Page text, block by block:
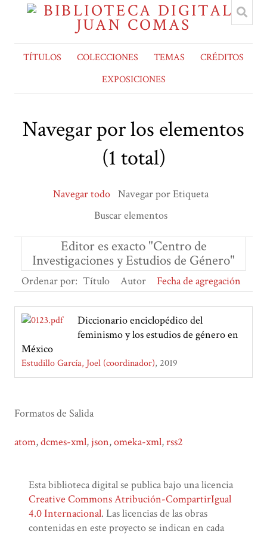
TÍTULOS COLECCIONES TEMAS
CRÉDITOS
EXPOSICIONES
Navegar por los elementos
(1 total)
Navegar todo Navegar por Etiqueta
Buscar elementos
Editor es exacto "Centro de
Investigaciones y Estudios de Género"
Ordenar por: Título Autor Fecha de agregación
Diccionario enciclopédico del
feminismo y los estudios de género en
México
Estudillo García, Joel (coordinador) 2019
Formatos de Salida
atom,dcmes-xml, json,omeka-xml,rss2
Esta biblioteca digital se publica bajo una licencia
Creative Commons Atribución-CompartirIgual
4.0 Internacional. Las licencias de las obras
contenidas en este proyecto se indican en cada